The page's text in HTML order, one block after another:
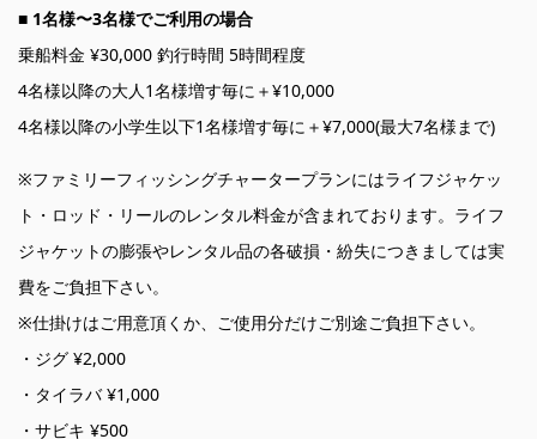
■ 1名様〜3名様でご利用の場合
乗船料金 ¥30,000 釣行時間 5時間程度
4名様以降の大人1名様増す毎に＋¥10,000
4名様以降の小学生以下1名様増す毎に＋¥7,000(最大7名様まで)
※ファミリーフィッシングチャータープランにはライフジャケッ
ト・ロッド・リールのレンタル料金が含まれております。ライフ
ジャケットの膨張やレンタル品の各破損・紛失につきましては実
費をご負担下さい。
※仕掛けはご用意頂くか、ご使用分だけご別途ご負担下さい。
・ジグ ¥2,000
・タイラバ ¥1,000
・サビキ ¥500